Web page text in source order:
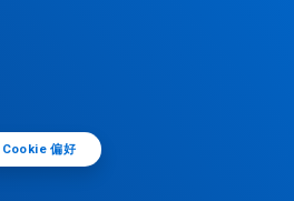
Cookie 偏好